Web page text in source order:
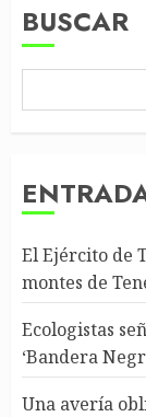
BUSCAR
El Ejército de
montes de
Ecologistas
‘Bandera
Una avería